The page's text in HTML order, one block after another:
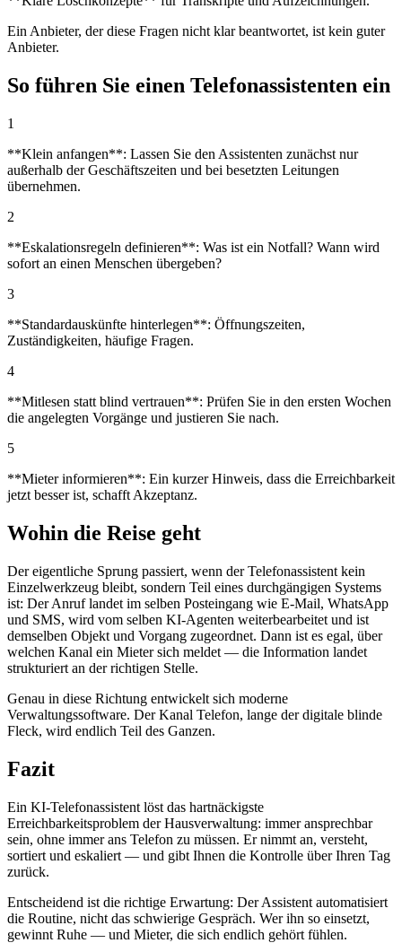
Ein Anbieter, der diese Fragen nicht klar beantwortet, ist kein guter
Anbieter.
So führen Sie einen Telefonassistenten ein
1
**Klein anfangen**: Lassen Sie den Assistenten zunächst nur
außerhalb der Geschäftszeiten und bei besetzten Leitungen
übernehmen.
2
**Eskalationsregeln definieren**: Was ist ein Notfall? Wann wird
sofort an einen Menschen übergeben?
3
**Standardauskünfte hinterlegen**: Öffnungszeiten,
Zuständigkeiten, häufige Fragen.
4
**Mitlesen statt blind vertrauen**: Prüfen Sie in den ersten Wochen
die angelegten Vorgänge und justieren Sie nach.
5
**Mieter informieren**: Ein kurzer Hinweis, dass die Erreichbarkeit
jetzt besser ist, schafft Akzeptanz.
Wohin die Reise geht
Der eigentliche Sprung passiert, wenn der Telefonassistent kein
Einzelwerkzeug bleibt, sondern Teil eines durchgängigen Systems
ist: Der Anruf landet im selben Posteingang wie E-Mail, WhatsApp
und SMS, wird vom selben KI-Agenten weiterbearbeitet und ist
demselben Objekt und Vorgang zugeordnet. Dann ist es egal, über
welchen Kanal ein Mieter sich meldet — die Information landet
strukturiert an der richtigen Stelle.
Genau in diese Richtung entwickelt sich moderne
Verwaltungssoftware. Der Kanal Telefon, lange der digitale blinde
Fleck, wird endlich Teil des Ganzen.
Fazit
Ein KI-Telefonassistent löst das hartnäckigste
Erreichbarkeitsproblem der Hausverwaltung: immer ansprechbar
sein, ohne immer ans Telefon zu müssen. Er nimmt an, versteht,
sortiert und eskaliert — und gibt Ihnen die Kontrolle über Ihren Tag
zurück.
Entscheidend ist die richtige Erwartung: Der Assistent automatisiert
die Routine, nicht das schwierige Gespräch. Wer ihn so einsetzt,
gewinnt Ruhe — und Mieter, die sich endlich gehört fühlen.